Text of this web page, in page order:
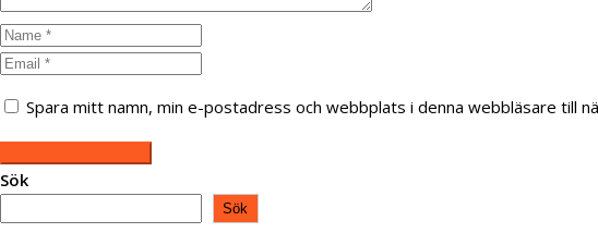
Spara mitt namn, min e-postadress och webbplats i denna webbläsare till
Sök
Sök